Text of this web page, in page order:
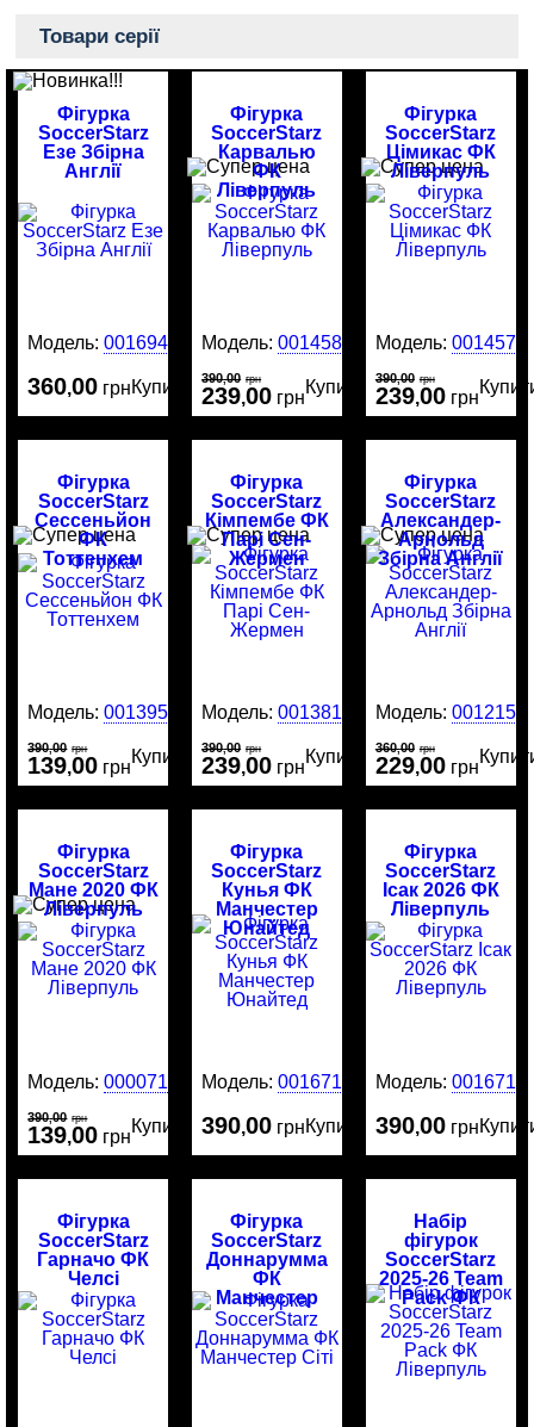
Товари серії
Фігурка
SoccerStarz
Езе Збірна
Англії
Модель:0016946
360,00 грнКупити
Фігурка
SoccerStarz
Карвалью
ФК
Ліверпуль
Модель:0014581
390,00 грн
239,00 грн
Купити
Фігурка
SoccerStarz
Цімикас ФК
Ліверпуль
Модель: 0014577
390,00 грн
239,00 грн
Фігурка
SoccerStarz
Сессеньйон
ФК
Тоттенхем
Модель:0013951
390,00 грн
139,00 грн
Купити
Фігурка
SoccerStarz
Кімпембе ФК
Парі Сен-
Жермен
Модель:0013813
390,00 грн
239,00 грн
Купити
Фігурка
SoccerStarz
Александер-
Арнольд
Збірна Англії
Модель: 0012159
360,00 грн
229,00 грн
Фігурка
SoccerStarz
Мане 2020 ФК
Ліверпуль
Модель:00007184
390,00 грн
139,00 грн
Купити
Фігурка
SoccerStarz
Кунья ФК
Манчестер
Юнайтед
Модель:0016717
390,00 грнКупити
Фігурка
SoccerStarz
Ісак 2026 ФК
Ліверпуль
Модель: 0016716
390,00 грн
Фігурка
SoccerStarz
Гарначо ФК
Челсі
Фігурка
SoccerStarz
Доннарумма
ФК
Манчестер
Сіті
Набір
фігурок
SoccerStarz
2025-26 Team
Pack ФК
Ліверпуль